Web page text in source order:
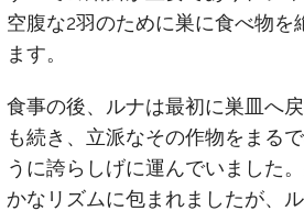
空腹な2羽のために巣に食べ物を
ます。
食事の後、ルナは最初に巣皿へ
も続き、立派なその作物をまる
うに誇らしげに運んでいました
かなリズムに包まれましたが、